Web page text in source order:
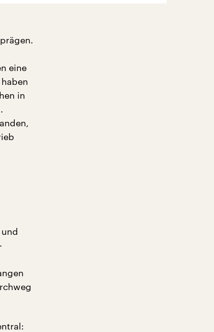
eine
in